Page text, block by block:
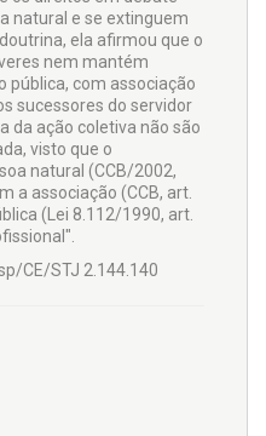
natural e se extinguem
ela afirmou que o
nem mantém
pública, com associação
sucessores do servidor
da ação coletiva não são
visto que o
natural (CCB/2002,
a associação (CCB, art.
(Lei 8.112/1990, art.
CE/STJ 2.144.140